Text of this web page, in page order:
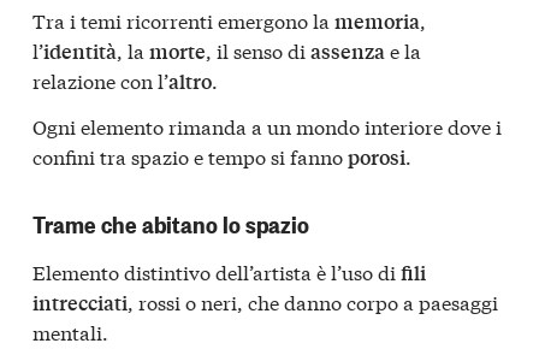
Tra i temi ricorrenti emergono la memoria,
l’identità, la morte, il senso di assenzae la
relazione con l’altro.
Ogni elemento rimanda a un mondo interiore dove i
confini tra spazio e tempo si fannoporosi
Trame che abitano lo spazio
Elemento distintivo dell’artista è l’uso di fili
intrecciati, rossi o neri, che danno corpo a paesaggi
mentali.